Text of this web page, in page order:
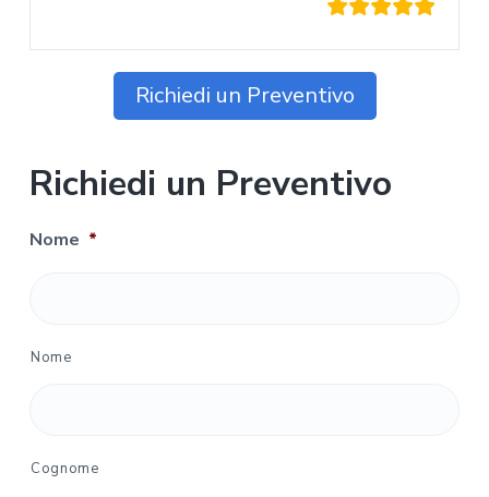
Richiedi un Preventivo
Richiedi un Preventivo
Nome *
Nome
Cognome